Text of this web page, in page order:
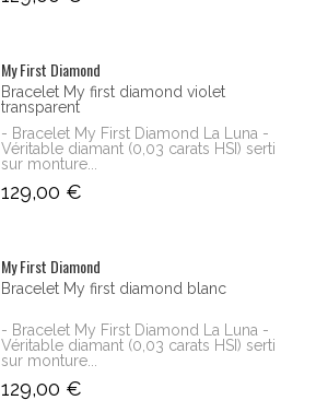
My First Diamond
Bracelet My first diamond violet
transparent
- Bracelet My First Diamond La Luna -
Véritable diamant (0,03 carats HSI) serti
sur monture...
129,00 €
My First Diamond
Bracelet My first diamond blanc
- Bracelet My First Diamond La Luna -
Véritable diamant (0,03 carats HSI) serti
sur monture...
129,00 €